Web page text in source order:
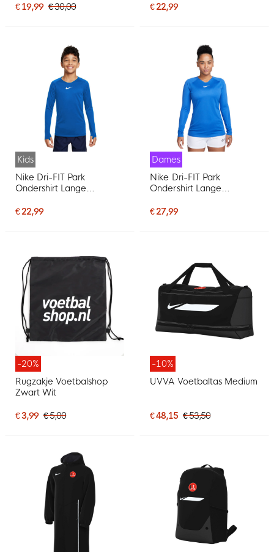
€ 19,99 € 30,00
€ 22,99
Kids
Nike Dri-FIT Park
Ondershirt Lange
€ 22,99
Dames
Nike Dri-FIT Park
Ondershirt Lange
Wit
€ 27,99
-20%
Rugzakje Voetbalshop
Zwart Wit
€ 3,99 € 5,00
-10%
UVVA Voetbaltas Medium
€ 48,15 € 53,50